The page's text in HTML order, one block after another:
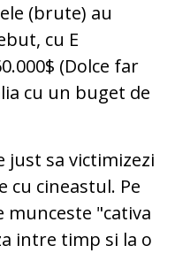
(brute) au
cu E
(Dolce far
cu un buget de
just sa victimizezi
cineastul. Pe
munceste "cativa
intre timp si la o